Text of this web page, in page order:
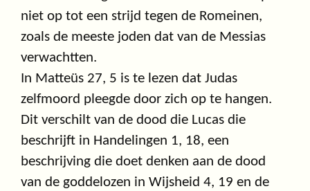
niet op tot een strijd tegen de Romeinen,
zoals de meeste joden dat van de Messias
verwachtten.
In Matteüs 27, 5 is te lezen dat Judas
zelfmoord pleegde door zich op te hangen.
Dit verschilt van de dood die Lucas die
beschrijft in Handelingen 1, 18, een
beschrijving die doet denken aan de dood
van de goddelozen in Wijsheid 4, 19 en de